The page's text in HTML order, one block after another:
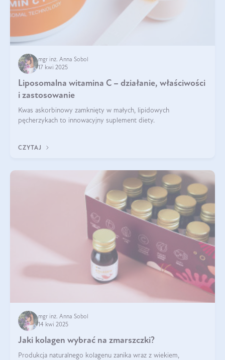
mgr inż. Anna Sobol
17 kwi 2025
Liposomalna witamina C – działanie, właściwości
i zastosowanie
Kwas askorbinowy zamknięty w małych, lipidowych
pęcherzykach to innowacyjny suplement diety.
CZYTAJ
mgr inż. Anna Sobol
14 kwi 2025
Jaki kolagen wybrać na zmarszczki?
Produkcja naturalnego kolagenu zanika wraz z wiekiem,